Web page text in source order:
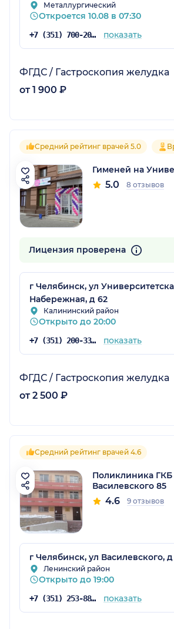
Металлургический
Откроется 10.08 в 07:30
+7 (351) 700-20-20 показать
ФГДС / Гастроскопия желудка
от 1 900 ₽
Средний рейтинг врачей 5.0
Гименей на
5.0 8 отзывов
Лицензия проверена
г Челябинск, ул
Набережная, д 62
Калининский район
Открыто до 20:00
+7 (351) 200-33-10 показать
ФГДС / Гастроскопия желудка
от 2 500 ₽
Средний рейтинг врачей 4.6
Поликлиника ГКБ
Василевского 85
4.6 9 отзывов
г Челябинск, ул Василевского,
Ленинский район
Открыто до 19:00
+7 (351) 253-88-10 показать